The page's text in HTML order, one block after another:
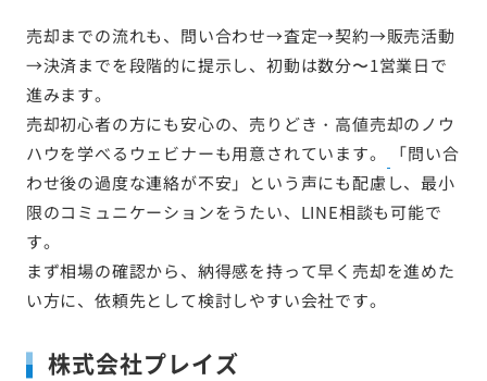
売却までの流れも、問い合わせ→査定→契約→販売活動
→決済までを段階的に提示し、初動は数分〜1営業日で
進みます。
売却初心者の方にも安心の、売りどき・高値売却のノウ
ハウを学べるウェビナーも用意されています。
「問い合
わせ後の過度な連絡が不安」という声にも配慮し、最小
限のコミュニケーションをうたい、LINE相談も可能で
す。
まず相場の確認から、納得感を持って早く売却を進めた
い方に、依頼先として検討しやすい会社です。
株式会社プレイズ